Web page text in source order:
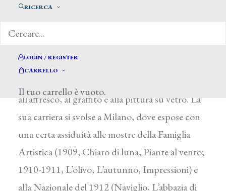
RICERCA
LOGIN / REGISTER
CARRELLO
Il tuo carrello è vuoto.
Dalla scuola di D. Dossi a Ferrara passò a Milano
Milano, Galleria d’Arte Moderna). Fu
all’affresco, al graffito e alla pittura su vetro. La
sua carriera si svolse a Milano, dove espose con
una certa assiduità alle mostre della Famiglia
Artistica (1909, Chiaro di luna, Piante al vento;
1910-1911, L’olivo, L’autunno, Impressioni) e
alla Nazionale del 1912 (Naviglio, L’abbazia di